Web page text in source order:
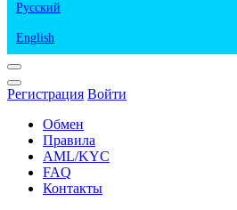
Русский
English
Регистрация Войти
Обмен
Правила
AML/KYC
FAQ
Контакты